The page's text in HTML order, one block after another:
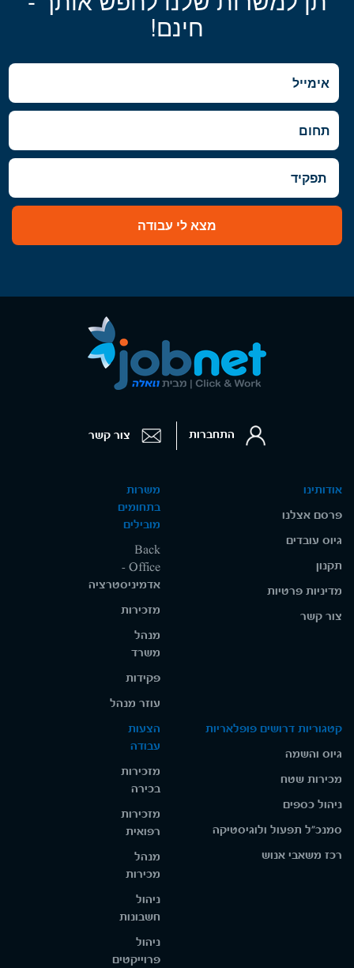
חינם!
מצא לי עבודה
אודותינו
פרסם אצלנו
גיוס עובדים
תקנון
מדיניות פרטיות
צור קשר
משרות
בתחומים
מובילים
Back
Office -
אדמיניסטרציה
מזכירות
מנהל
משרד
פקידות
עוזר מנהל
קטגוריות דרושים פופלאריות
גיוס והשמה
מכירות שטח
ניהול כספים
סמנכ"ל תפעול ולוגיסטיקה
רכז משאבי אנוש
הצעות
עבודה
מזכירות
בכירה
מזכירות
רפואית
מנהל
מכירות
ניהול
חשבונות
ניהול
פרוייקטים